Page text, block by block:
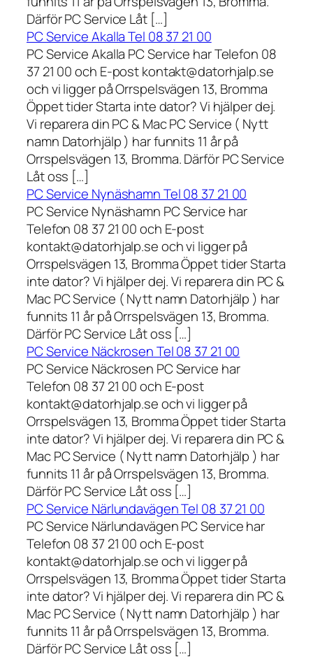
Därför PC Service Låt […]
PC Service Akalla Tel 08 37 21 00
PC Service Akalla PC Service har Telefon 08
37 21 00 och E-post kontakt@datorhjalp.se
och vi ligger på Orrspelsvägen 13, Bromma
Öppet tider Starta inte dator? Vi hjälper dej.
Vi reparera din PC & Mac PC Service ( Nytt
namn Datorhjälp ) har funnits 11 år på
Orrspelsvägen 13, Bromma. Därför PC Service
Låt oss […]
PC Service Nynäshamn Tel 08 37 21 00
PC Service Nynäshamn PC Service har
Telefon 08 37 21 00 och E-post
kontakt@datorhjalp.se och vi ligger på
Orrspelsvägen 13, Bromma Öppet tider Starta
inte dator? Vi hjälper dej. Vi reparera din PC &
Mac PC Service ( Nytt namn Datorhjälp ) har
funnits 11 år på Orrspelsvägen 13, Bromma.
Därför PC Service Låt oss […]
PC Service Näckrosen Tel 08 37 21 00
PC Service Näckrosen PC Service har
Telefon 08 37 21 00 och E-post
kontakt@datorhjalp.se och vi ligger på
Orrspelsvägen 13, Bromma Öppet tider Starta
inte dator? Vi hjälper dej. Vi reparera din PC &
Mac PC Service ( Nytt namn Datorhjälp ) har
funnits 11 år på Orrspelsvägen 13, Bromma.
Därför PC Service Låt oss […]
PC Service Närlundavägen Tel 08 37 21 00
PC Service Närlundavägen PC Service har
Telefon 08 37 21 00 och E-post
kontakt@datorhjalp.se och vi ligger på
Orrspelsvägen 13, Bromma Öppet tider Starta
inte dator? Vi hjälper dej. Vi reparera din PC &
Mac PC Service ( Nytt namn Datorhjälp ) har
funnits 11 år på Orrspelsvägen 13, Bromma.
Därför PC Service Låt oss […]